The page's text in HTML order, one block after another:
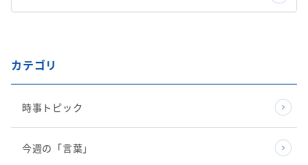
カテゴリ
時事トピック
今週の「言葉」